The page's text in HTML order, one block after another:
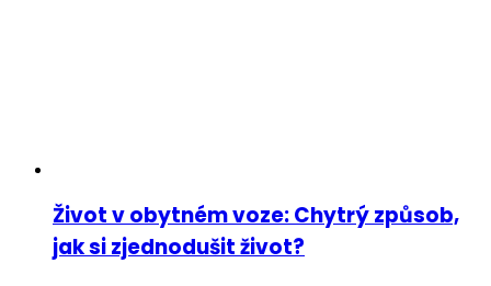
Život v obytném voze: Chytrý způsob,
jak si zjednodušit život?